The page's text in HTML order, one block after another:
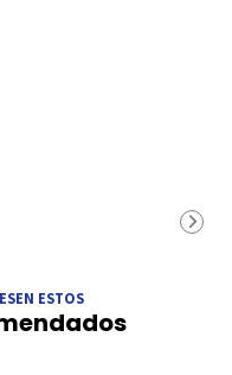
ESTOS